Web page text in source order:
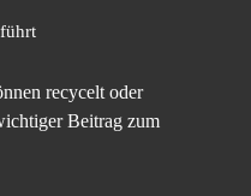
recycelt oder
Beitrag zum